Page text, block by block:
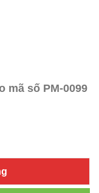
mã số PM-0099